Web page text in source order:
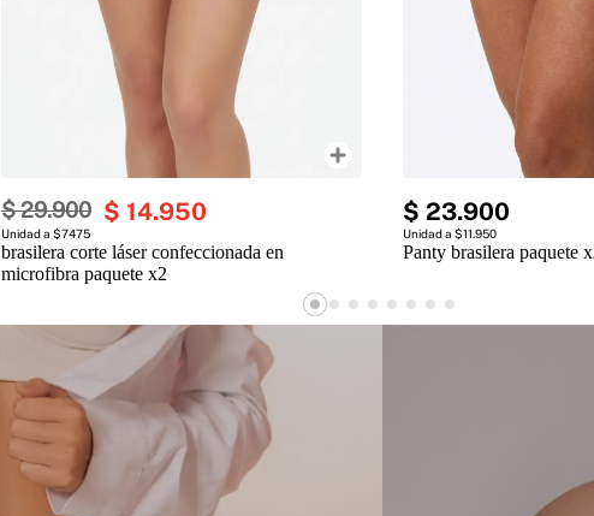
$29.900 $ 14.950
Unidad a $7475
brasilera corte láser confeccionada en
microfibra paquete x2
$ 23.900
Unidad a $11.950
Panty brasilera paquete